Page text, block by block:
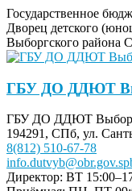
Государственное
Дворец детского
Выборгского района
ГБУ ДО ДДЮТ
ГБУ ДО ДДЮТ
194291, СПб, ул.
8(812) 510-67-78
Директор: ВТ